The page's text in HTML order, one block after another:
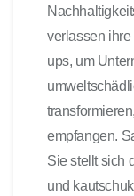
verlassen
ups, um
empfangen.
Sie stellt sich
und